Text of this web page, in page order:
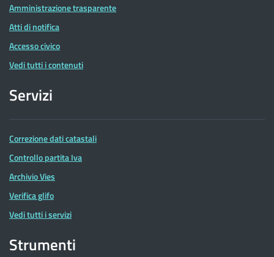
Amministrazione trasparente
Atti di notifica
Accesso civico
Vedi tutti i contenuti
Servizi
Correzione dati catastali
Controllo partita Iva
Archivio Vies
Verifica glifo
Vedi tutti i servizi
Strumenti